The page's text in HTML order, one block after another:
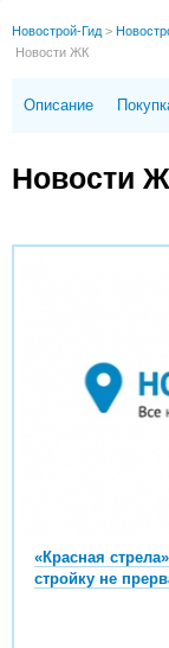
Новострой-Гид >
Новости ЖК
Описание
Новости
«Красная
стройку не